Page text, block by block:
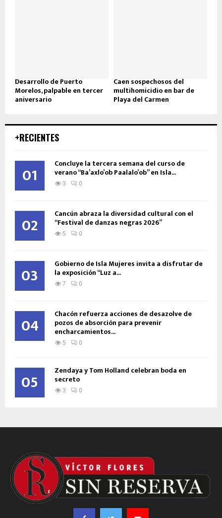
Desarrollo de Puerto
Morelos, palpable en tercer
aniversario
Caen sospechosos del
multihomicidio en bar de
Playa del Carmen
+RECIENTES
01 Concluye la tercera semana del curso de
verano “Ba’axlo’ob Paalalo’ob” en Isla...
3 0
02 Cancún abraza la diversidad cultural con el
“Festival de danzas negras 2026”
5 0
03 Gobierno de Isla Mujeres invita a disfrutar de
la exposición “Luz a...
7 0
04 Chacón refuerza acciones de desazolve de
pozos de absorción para prevenir
encharcamientos...
5 0
05 Zendaya y Tom Holland celebran boda en
secreto
3 0